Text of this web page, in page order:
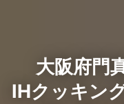
大阪府門
IHクッキン